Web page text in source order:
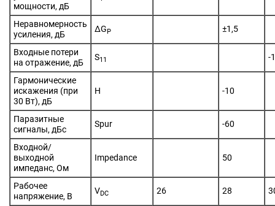
мощности, дБ
Неравномерность
усиления, дБ
ΔGP ±1,5
Входные потери
на отражение, дБ
S11 -
Гармонические
искажения (при
30 Вт), дБ
H -10
Паразитные
сигналы, дБc
Spur -60
Входной/
выходной
импеданс, Ом
Impedance 50
Рабочее
напряжение, В
VDC 26 28